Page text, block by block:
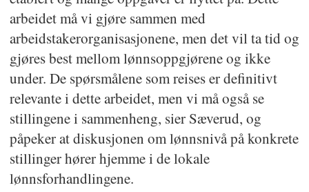
arbeidet må vi gjøre sammen med
arbeidstakerorganisasjonene, men det vil ta tid og
gjøres best mellom lønnsoppgjørene og ikke
under. De spørsmålene som reises er definitivt
relevante i dette arbeidet, men vi må også se
stillingene i sammenheng, sier Sæverud, og
påpeker at diskusjonen om lønnsnivå på konkrete
stillinger hører hjemme i de lokale
lønnsforhandlingene.